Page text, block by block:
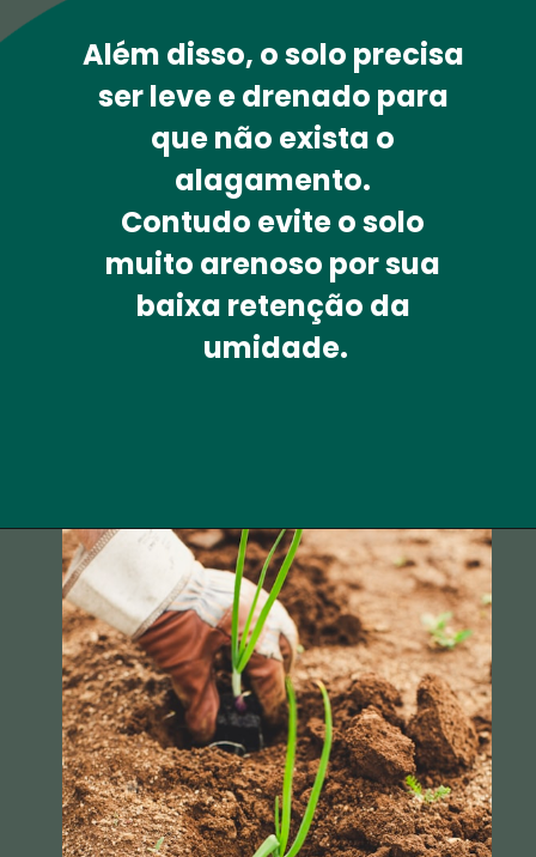
Além disso, o solo precisa
ser leve e drenado para
que não exista o
alagamento.
Contudo evite o solo
muito arenoso por sua
baixa retenção da
umidade.